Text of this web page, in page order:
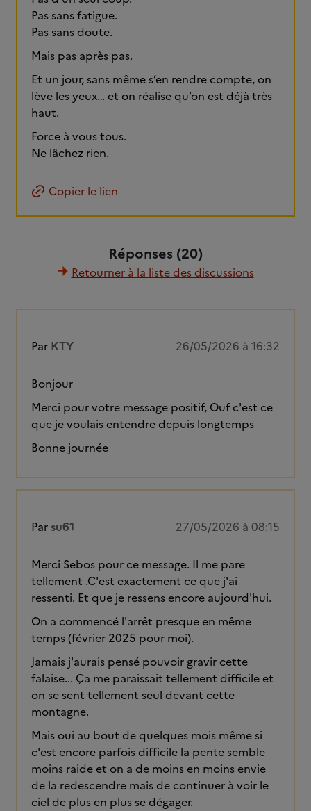
Pas sans fatigue.
Pas sans doute.
Mais pas après pas.
Et un jour, sans même s’en rendre compte, on
lève les yeux… et on réalise qu’on est déjà très
haut.
Force à vous tous.
Ne lâchez rien.
Copier le lien
Réponses (20)
Retourner à la liste des discussions
Par KTY 26/05/2026 à 16:32
Bonjour
Merci pour votre message positif, Ouf c'est ce
que je voulais entendre depuis longtemps
Bonne journée
Par su61 27/05/2026 à 08:15
Merci Sebos pour ce message. Il me pare
tellement .C'est exactement ce que j'ai
ressenti. Et que je ressens encore aujourd'hui.
On a commencé l'arrêt presque en même
temps (février 2025 pour moi).
Jamais j'aurais pensé pouvoir gravir cette
falaise... Ça me paraissait tellement difficile et
on se sent tellement seul devant cette
montagne.
Mais oui au bout de quelques mois même si
c'est encore parfois difficile la pente semble
moins raide et on a de moins en moins envie
de la redescendre mais de continuer à voir le
ciel de plus en plus se dégager.